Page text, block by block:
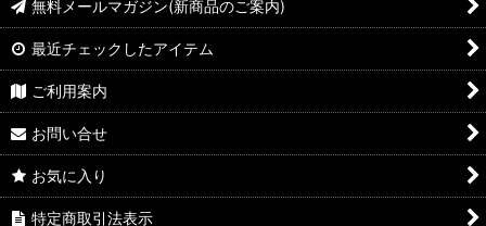
無料メールマガジン(新商品のご案内)
最近チェックしたアイテム
ご利用案内
お問い合せ
お気に入り
特定商取引法表示